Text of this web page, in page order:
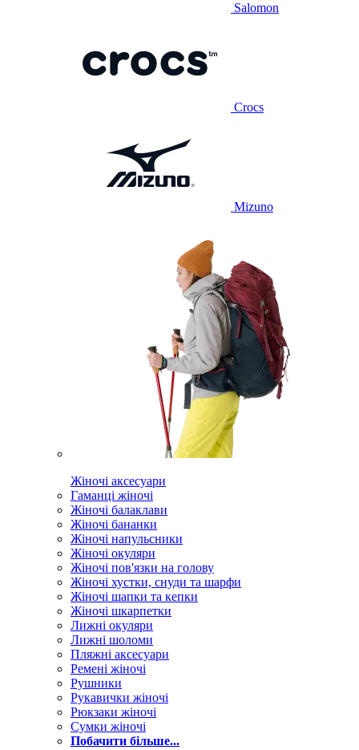
Salomon
Crocs
Mizuno
Жіночі аксесуари
Гаманці жіночі
Жіночі балаклави
Жіночі бананки
Жіночі напульсники
Жіночі окуляри
Жіночі пов'язки на голову
Жіночі хустки, снуди та шарфи
Жіночі шапки та кепки
Жіночі шкарпетки
Лижні окуляри
Лижні шоломи
Пляжні аксесуари
Ремені жіночі
Рушники
Рукавички жіночі
Рюкзаки жіночі
Сумки жіночі
Побачити більше...